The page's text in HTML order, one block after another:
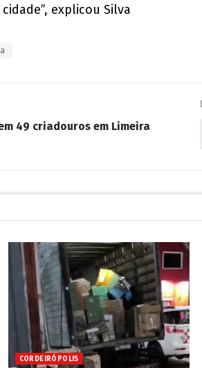
explicou Silva
49 criadouros em Limeira
CORDEIRÓPOLIS